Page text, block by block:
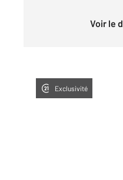
Voir le
Exclusivité